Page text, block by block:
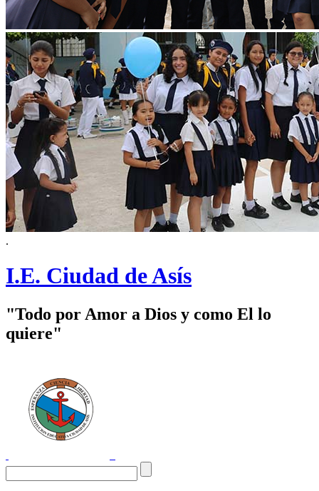
.
I.E. Ciudad de Asís
"Todo por Amor a Dios y como El lo
quiere"